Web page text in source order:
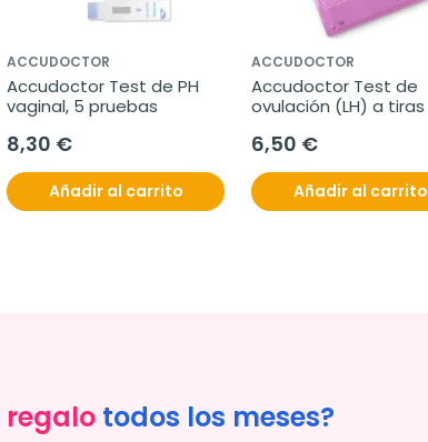
ACCUDOCTOR
Accudoctor Test de PH
vaginal, 5 pruebas
8,30 €
Añadir al carrito
ACCUDOCTOR
Accudoctor Test de
ovulación (LH) a tiras
pruebas
6,50 €
Añadir al carrito
regalo todos los meses?